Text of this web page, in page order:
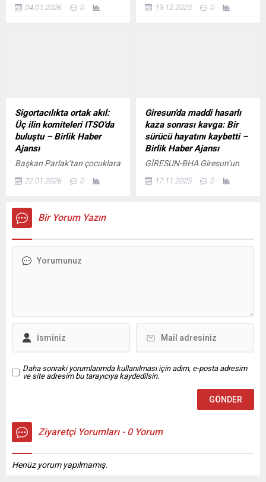
enflasyon verilerinde İçeriği
çalışmaların sürdüğünü
belirtti. Işıkhan, kendi işini
kurma, mesleki eğitim, işe
uyum projeleri, destekli
istihdam ve korumalı...
04.01.2026 0
Aralık tarihleri arasında
gerçekleştirilen
operasyonlarda çok sayıda
hükümlü ve şüpheli gözaltına
alındı. 32 ilde DEAŞ
operasyonu: 170 şüpheli
yakalandı İçeriği Görüntüle
Yapılan çalışmalarda, 20 yıl
19.12.2025 0
Sigortacılıkta ortak akıl:
Üç ilin komiteleri ITSO’da
buluştu – Birlik Haber
Ajansı
Başkan Parlak’tan çocuklara
Görüntüle Isparta Ticaret ve
Gayrimenkul, Finans ve
Sigorta Faaliyetleri Meslek
ve Burdur Ticaret ve Sanayi
Üniversitesi Rektörü Prof. Dr.
Kurulu...
22.01.2026 0
Giresun’da maddi hasarlı
kaza sonrası kavga: Bir
sürücü hayatını kaybetti –
Birlik Haber Ajansı
GİRESUN-BHA Giresun’un
hasarlı bir trafik kazası
17.11.2025 0
Bir Yorum Yazın
Daha sonraki yorumlarımda kullanılması için adım, e-posta adresim
ve site adresim bu tarayıcıya kaydedilsin.
Ziyaretçi Yorumları - 0 Yorum
Henüz yorum yapılmamış.